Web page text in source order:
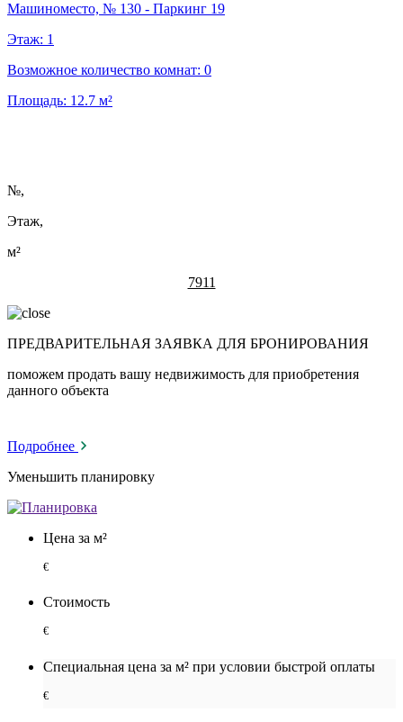
Машиноместо, № 130 - Паркинг 19
Этаж: 1
Возможное количество комнат: 0
Площадь: 12.7 м²
№,
Этаж,
м²
7911
ПРЕДВАРИТЕЛЬНАЯ ЗАЯВКА ДЛЯ БРОНИРОВАНИЯ
поможем продать вашу недвижимость для приобретения
данного объекта
Подробнее
Уменьшить планировку
Цена за м²
€
Стоимость
€
Специальная цена за м² при условии быстрой оплаты
€